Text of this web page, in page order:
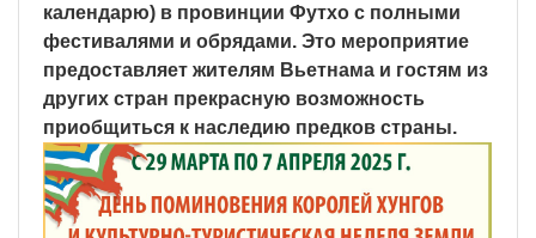
календарю) в провинции Футхо с полными
фестивалями и обрядами. Это мероприятие
предоставляет жителям Вьетнама и гостям из
других стран прекрасную возможность
приобщиться к наследию предков страны.